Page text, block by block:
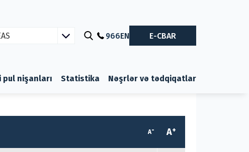
966EN E-CBAR
pul nişanları Statistika Nəşrlər və tədqiqatlar
A- A+